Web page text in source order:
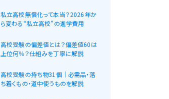
私立高校無償化って本当？2026年か
ら変わる“私立高校”の進学費用
高校受験の偏差値とは？偏差値60は
上位何％？仕組みを丁寧に解説
高校受験の持ち物31個｜必需品・落
ち着くもの・道中使うものを解説